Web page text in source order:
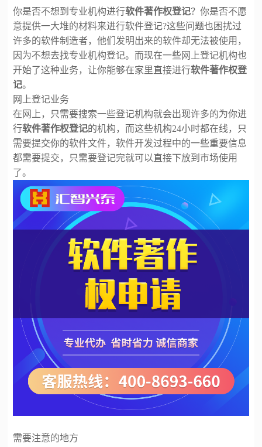
你是否不想到专业机构进行软件著作权登记？你是否不愿
意提供一大堆的材料来进行软件登记?这些问题也困扰过
许多的软件制造者，他们发明出来的软件却无法被使用，
因为不想去找专业机构登记。而现在一些网上登记机构也
开始了这种业务，让你能够在家里直接进行软件著作权登
记。
网上登记业务
在网上，只需要搜索一些登记机构就会出现许多的为你进
行软件著作权登记的机构，而这些机构24小时都在线，只
需要提交你的软件文件，软件开发过程中的一些重要信息
都需要提交，只需要登记完就可以直接下放到市场使用
了。
需要注意的地方